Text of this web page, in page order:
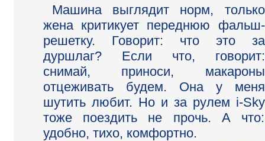
Машина выглядит норм, только
жена критикует переднюю фальш-
решетку. Говорит: что это за
дуршлаг? Если что, говорит:
снимай, приноси, макароны
отцеживать будем. Она у меня
шутить любит. Но и за рулем i-Sky
тоже поездить не прочь. А что:
удобно, тихо, комфортно.